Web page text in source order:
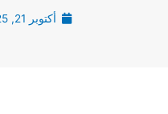
أكتوبر 21, 2025